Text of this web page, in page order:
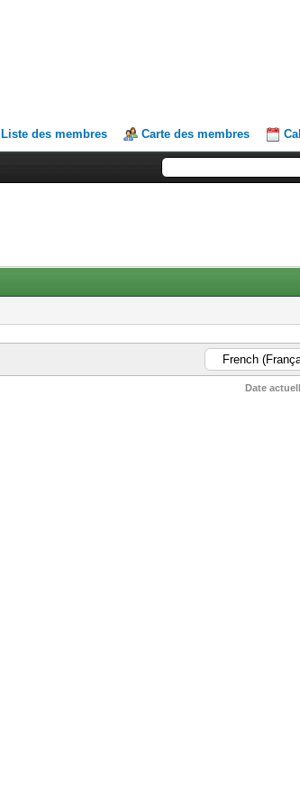
Liste des membres Carte des membres
Date